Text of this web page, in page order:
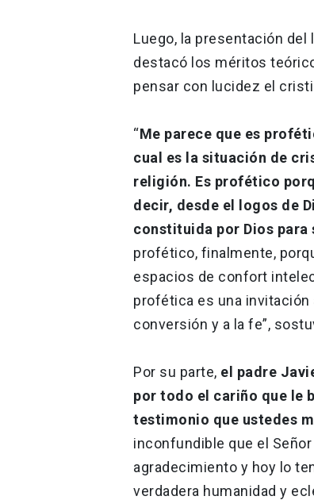
Luego, la presentación
destacó los méritos
pensar con lucidez el
“Me parece que es
cual es la situación de
religión. Es profético
decir, desde el logos de
constituida por Dios para
profético, finalmente,
espacios de confort
profética es una invitación
conversión y a la fe”,
Por su parte, el padre
por todo el cariño que le
testimonio que ustedes
inconfundible que el
agradecimiento y hoy lo
verdadera humanidad y